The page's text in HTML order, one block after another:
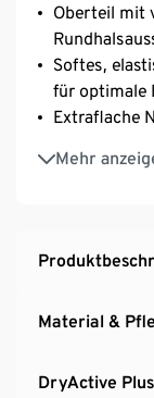
Oberteil mit
Softes,
für optimale
Extraflache
Mehr
Optimale
Material &
DryActive